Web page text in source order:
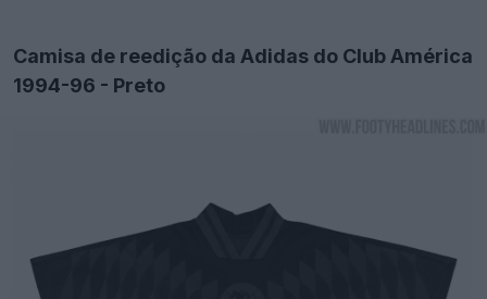
Camisa de reedição da Adidas do Club América
1994-96 - Preto